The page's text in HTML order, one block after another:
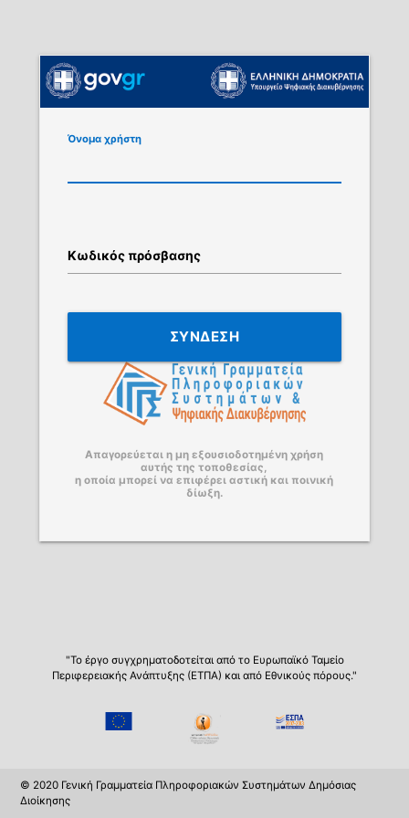
Όνομα χρήστη
Κωδικός πρόσβασης
ΣΥΝΔΕΣΗ
Απαγορεύεται η μη εξουσιοδοτημένη χρήση
αυτής της τοποθεσίας,
η οποία μπορεί να επιφέρει αστική και ποινική
δίωξη.
"Το έργο συγχρηματοδοτείται από το Ευρωπαϊκό Ταμείο
Περιφερειακής Ανάπτυξης (ΕΤΠΑ) και από Εθνικούς πόρους."
© 2020 Γενική Γραμματεία Πληροφοριακών Συστημάτων Δημόσιας
Διοίκησης